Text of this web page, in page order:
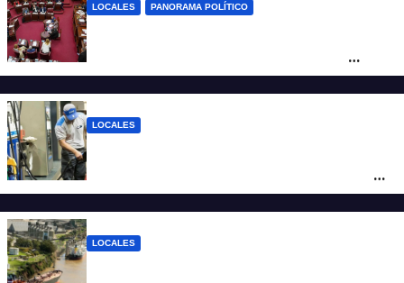
LOCALES PANORAMA POLÍTICO
Santa Fe
LOCALES
ciudad de Santa Fe: la nafta súper superó
los $2.100 y llenar el tanque cuesta más
LOCALES